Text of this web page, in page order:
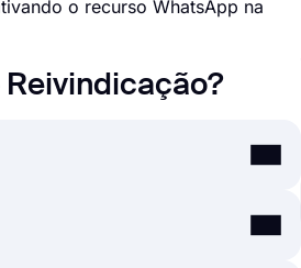
o recurso WhatsApp na
codificar uma única linha,